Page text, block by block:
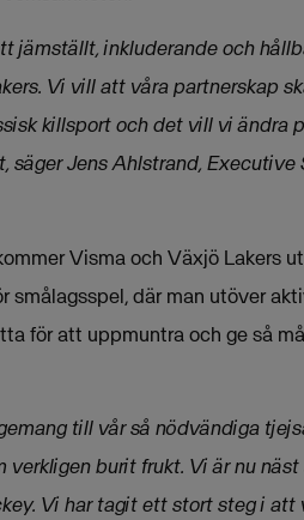
jämställt, inkluderande och
Vi vill att våra partnerskap
killsport och det vill vi ändra
säger Jens Ahlstrand,
Visma och Växjö Lakers
smålagsspel, där man utöver
för att uppmuntra och ge så
till vår så nödvändiga
burit frukt. Vi är nu
Vi har tagit ett stort steg i att